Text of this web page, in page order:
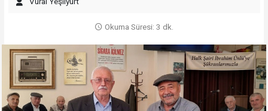
Okuma Süresi: 3 dk.